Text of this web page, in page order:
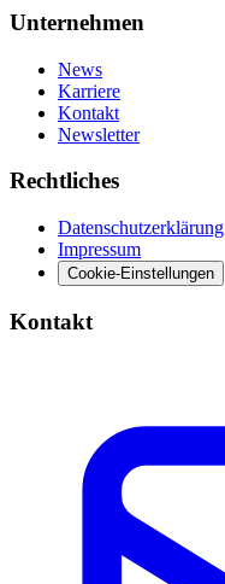
Unternehmen
News
Karriere
Kontakt
Newsletter
Rechtliches
Datenschutzerklärung
Impressum
Cookie-Einstellungen
Kontakt